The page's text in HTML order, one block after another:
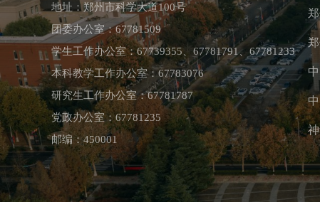
地址：郑州市科学大道100号
团委办公室：67781509
学生工作办公室：67739355、67781791、67781233
本科教学工作办公室：67783076
研究生工作办公室：67781787
党政办公室：67781235
邮编：450001